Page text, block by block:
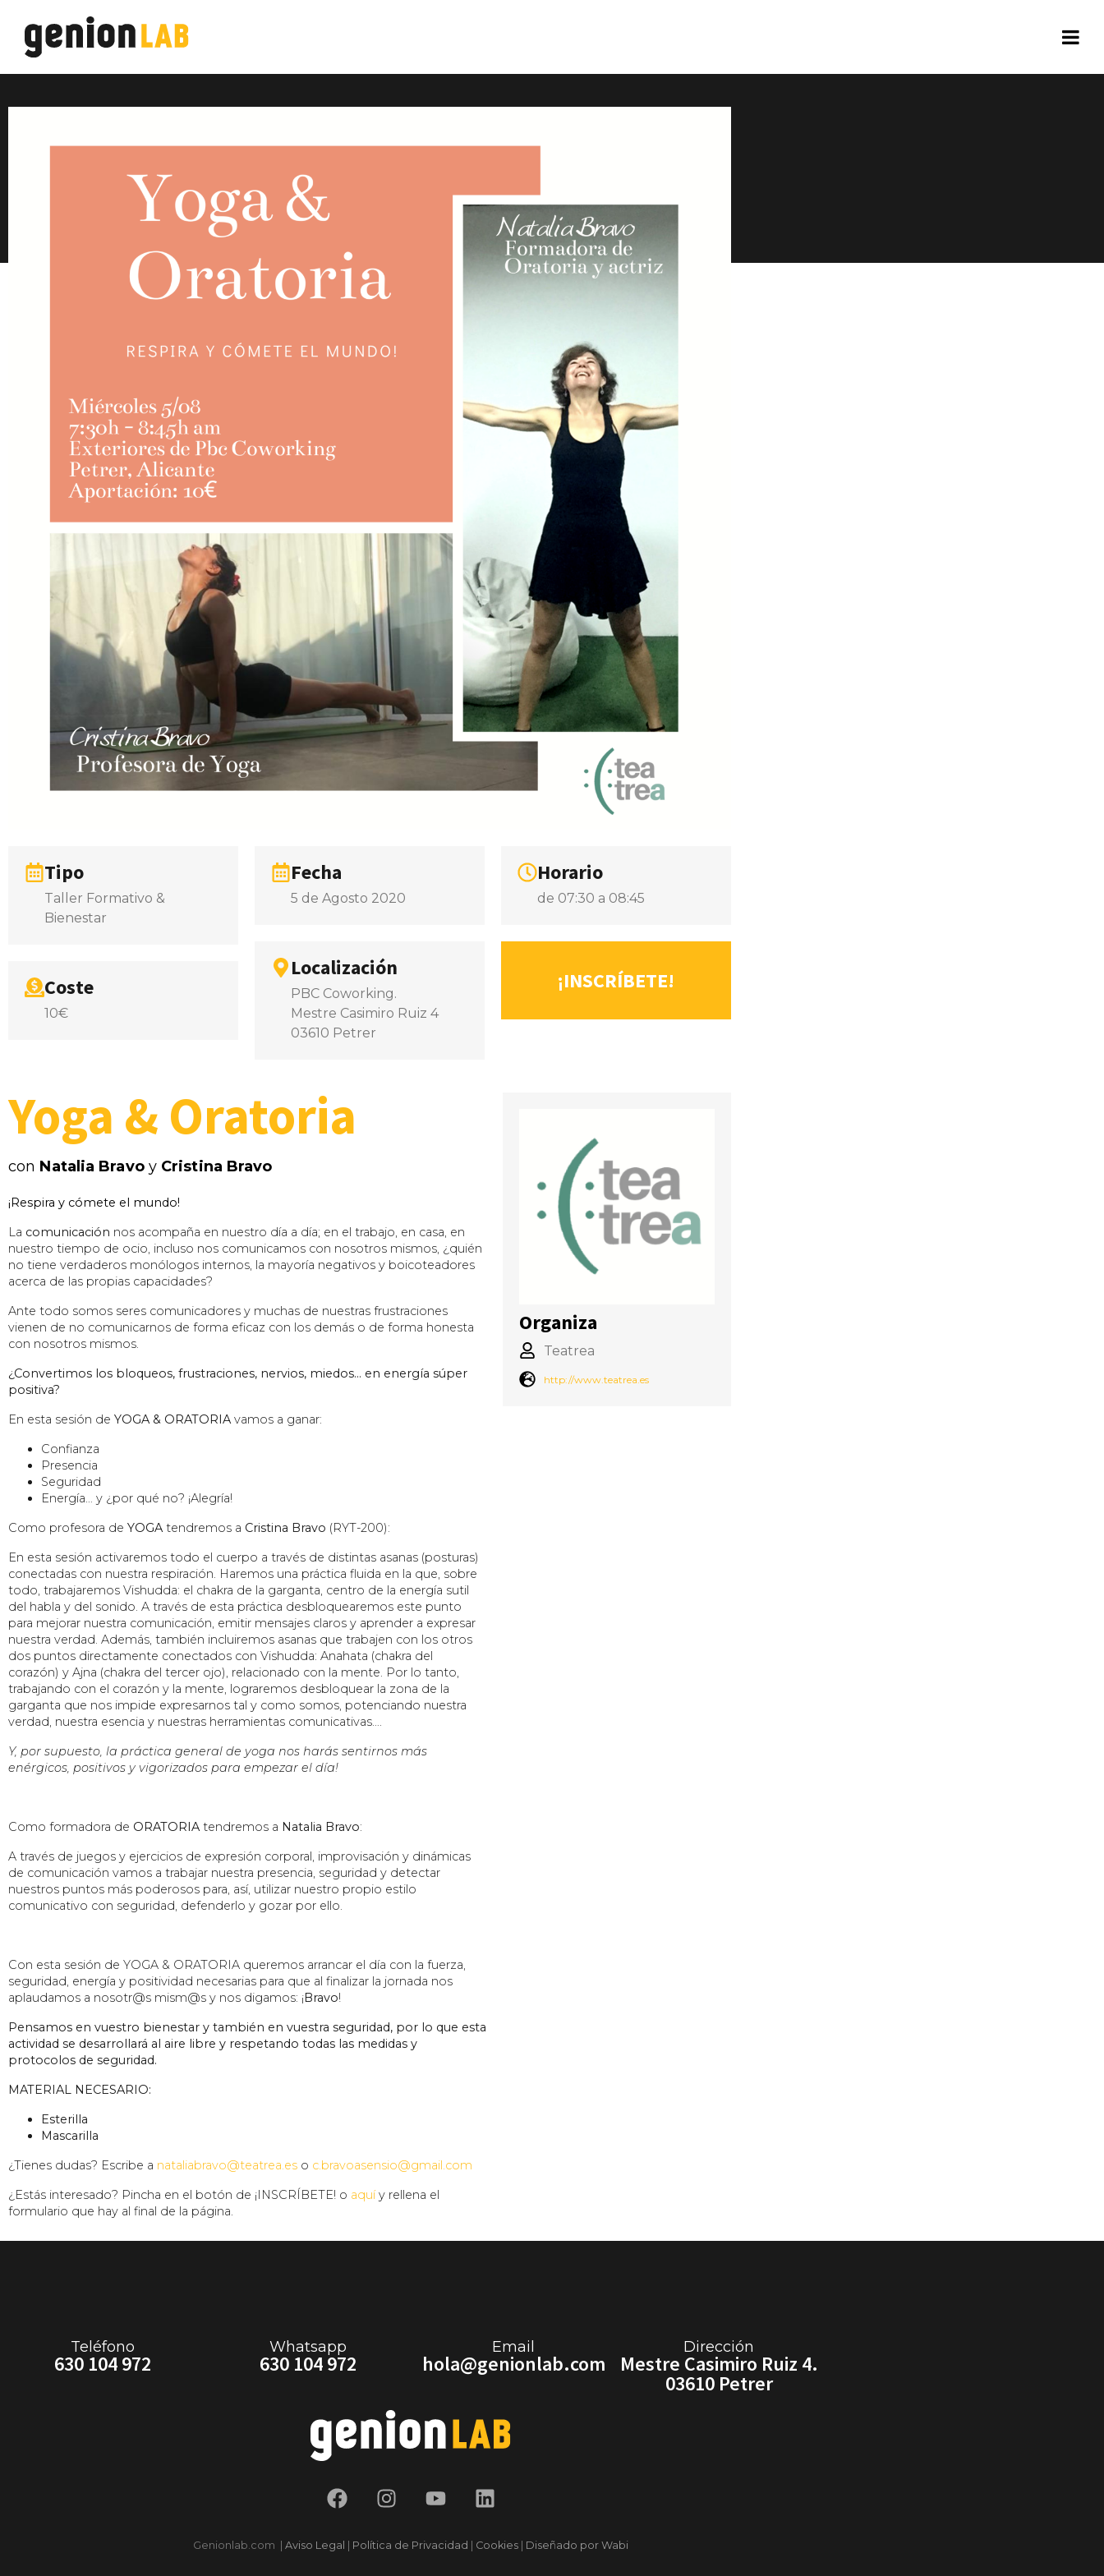
Tipo
Taller Formativo &
Bienestar
Coste
10€
Fecha
5 de Agosto 2020
Localización
PBC Coworking.
Mestre Casimiro Ruiz 4
03610 Petrer
Horario
de 07:30 a 08:45
¡INSCRÍBETE!
Yoga & Oratoria
con Natalia Bravo y Cristina Bravo
¡Respira y cómete el mundo!
La comunicación nos acompaña en nuestro día a día; en el trabajo, en casa, en
nuestro tiempo de ocio, incluso nos comunicamos con nosotros mismos, ¿quién
no tiene verdaderos monólogos internos, la mayoría negativos y boicoteadores
acerca de las propias capacidades?
Ante todo somos seres comunicadores y muchas de nuestras frustraciones
vienen de no comunicarnos de forma eficaz con los demás o de forma honesta
con nosotros mismos.
¿Convertimos los bloqueos, frustraciones, nervios, miedos… en energía súper
positiva?
En esta sesión de YOGA & ORATORIAvamos a ganar:
Confianza
Presencia
Seguridad
Energía… y ¿por qué no? ¡Alegría!
Como profesora de YOGAtendremos a Cristina Bravo (RYT-200):
En esta sesión activaremos todo el cuerpo a través de distintas asanas (posturas)
conectadas con nuestra respiración. Haremos una práctica fluida en la que, sobre
todo, trabajaremos Vishudda: el chakra de la garganta, centro de la energía sutil
del habla y del sonido. A través de esta práctica desbloquearemos este punto
para mejorar nuestra comunicación, emitir mensajes claros y aprender a expresar
nuestra verdad. Además, también incluiremos asanas que trabajen con los otros
dos puntos directamente conectados con Vishudda: Anahata (chakra del
corazón) y Ajna (chakra del tercer ojo), relacionado con la mente. Por lo tanto,
trabajando con el corazón y la mente, lograremos desbloquear la zona de la
garganta que nos impide expresarnos tal y como somos, potenciando nuestra
verdad, nuestra esencia y nuestras herramientas comunicativas….
Y, por supuesto, la práctica general de yoga nos harás sentirnos más
enérgicos, positivos y vigorizados para empezar el día!
Como formadora de ORATORIAtendremos a Natalia Bravo:
A través de juegos y ejercicios de expresión corporal, improvisación y dinámicas
de comunicación vamos a trabajar nuestra presencia, seguridad y detectar
nuestros puntos más poderosos para, así, utilizar nuestro propio estilo
comunicativo con seguridad, defenderlo y gozar por ello.
Con esta sesión de YOGA & ORATORIA queremos arrancar el día con la fuerza,
seguridad, energía y positividad necesarias para que al finalizar la jornada nos
aplaudamos a nosotr@s mism@s y nos digamos: ¡Bravo!
Pensamos en vuestro bienestar y también en vuestra seguridad, por lo que esta
actividad se desarrollará al aire libre y respetando todas las medidas y
protocolos de seguridad.
MATERIAL NECESARIO:
Esterilla
Mascarilla
¿Tienes dudas? Escribe a nataliabravo@teatrea.es o c.bravoasensio@gmail.com
¿Estás interesado? Pincha en el botón de ¡INSCRÍBETE! o aquíy rellena el
formulario que hay al final de la página.
Organiza
Teatrea
http://www.teatrea.es
Teléfono
630 104 972
Whatsapp
630 104 972
Email
hola@genionlab.com
Dirección
Mestre Casimiro Ruiz 4.
03610 Petrer
Genionlab.com Aviso Legal Política de Privacidad Cookies Diseñado por Wabi